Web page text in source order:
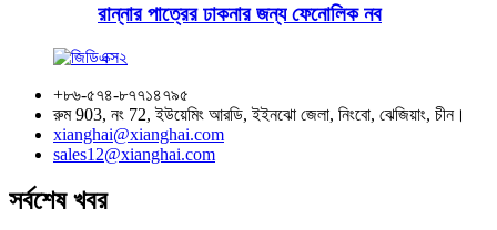
রান্নার পাত্রের ঢাকনার জন্য ফেনোলিক নব
+৮৬-৫৭৪-৮৭৭১৪৭৯৫
রুম 903, নং 72, ইউয়েমিং আরডি, ইইনঝো জেলা, নিংবো, ঝেজিয়াং, চীন।
xianghai@xianghai.com
sales12@xianghai.com
সর্বশেষ খবর